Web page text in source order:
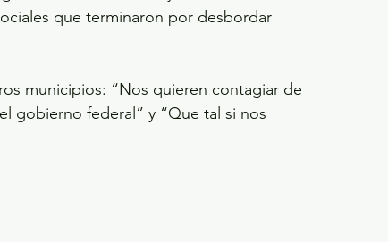
que terminaron por desbordar
municipios: “Nos quieren contagiar de
gobierno federal” y “Que tal si nos